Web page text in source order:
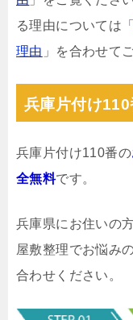
る理由については「
理由 」を合わせて
兵庫片付け
兵庫片付け110番の
全無料です。
兵庫県にお住いの
屋敷整理でお悩み
合わせください。